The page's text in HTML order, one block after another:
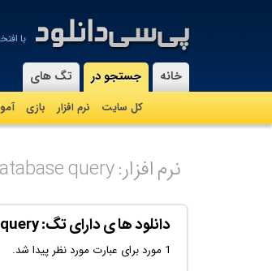
-
با افتخار از
خانه جستجو در
کل سایت نرم افزار بازی
تگ های
نرم افزار: database query
دانلود ها ی دارای تگ: database query
1 مورد برای عبارت مورد نظر پیدا شد.